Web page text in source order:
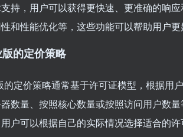
持，用户可以获得更快速、更准确的响
和性能优化等，这些功能可以帮助用户更
的定价策略
的定价策略通常基于许可证模型，根据用
数量、按照核心数量或按照访问用户数
户可以根据自己的实际情况选择适合的许